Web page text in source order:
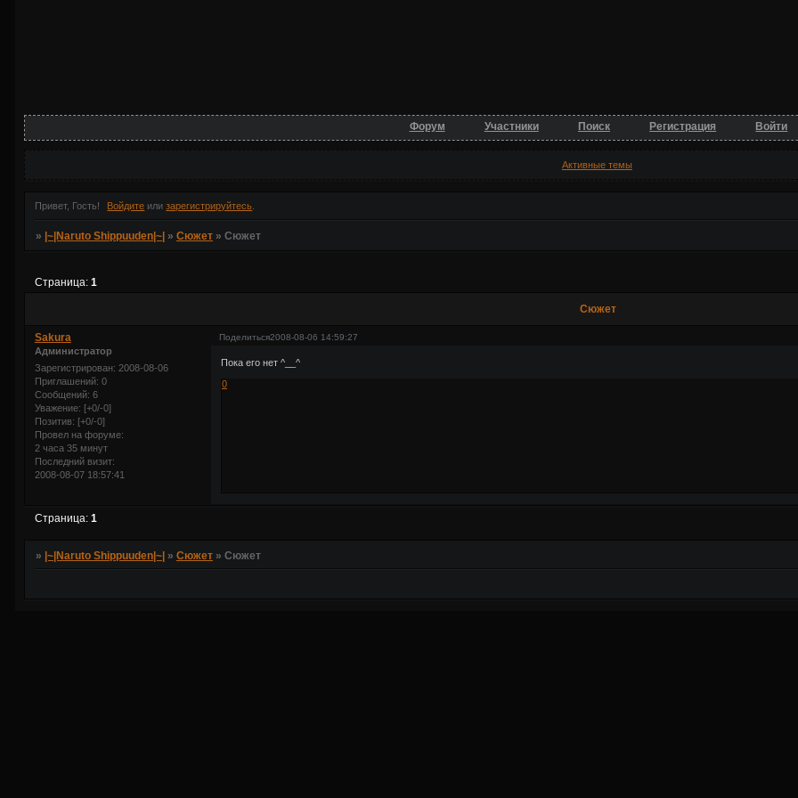
Форум Участники Поиск Регистрация Войти
Активные темы
Привет, Гость! Войдите илизарегистрируйтесь
» |~|Naruto Shippuuden|~| » Сюжет » Сюжет
Сюжет
Страница: 1
Поделиться2008-08-06 14:59:27
Sakura
Администратор
Зарегистрирован: 2008-08-06
Приглашений: 0
Сообщений: 6
Уважение: [+0/-0]
Позитив: [+0/-0]
Провел на форуме:
2 часа 35 минут
Последний визит:
2008-08-07 18:57:41
Пока его нет ^__^
0
Страница: 1
» |~|Naruto Shippuuden|~| » Сюжет » Сюжет